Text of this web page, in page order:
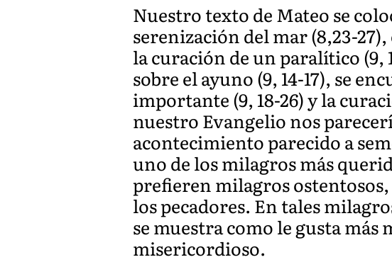
Nuestro texto de Mateo se
serenización del mar (8,23-
la curación de un paralítico
sobre el ayuno (9, 14-17), se
importante (9, 18-26) y la
nuestro Evangelio nos
acontecimiento parecido a
uno de los milagros más
prefieren milagros
los pecadores. En tales
se muestra como le gusta
misericordioso.